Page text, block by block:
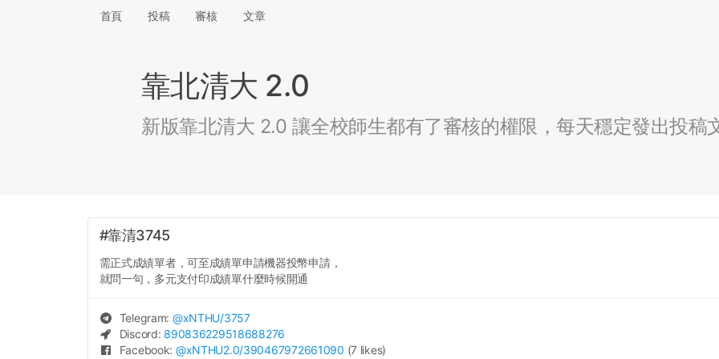
首頁 投稿 審核 文章
靠北清大 2.0
新版靠北清大 2.0 讓全校師生都有了審核的權限，每天穩定發出投稿
#靠清3745
需正式成績單者，可至成績單申請機器投幣申請，
就問一句，多元支付印成績單什麼時候開通
Telegram: @xNTHU/3757
Discord: 890836229518688276
Facebook: @xNTHU2.0/390467972661090 (7 likes)